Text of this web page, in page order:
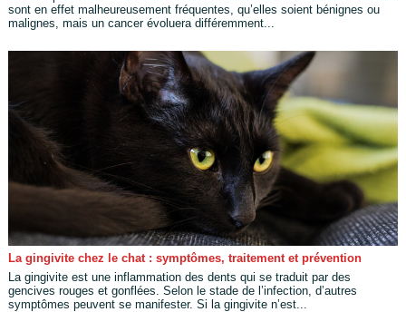
sont en effet malheureusement fréquentes, qu’elles soient bénignes ou
malignes, mais un cancer évoluera différemment...
La gingivite chez le chat : symptômes, traitement et prévention
La gingivite est une inflammation des dents qui se traduit par des
gencives rouges et gonflées. Selon le stade de l’infection, d’autres
symptômes peuvent se manifester. Si la gingivite n’est...